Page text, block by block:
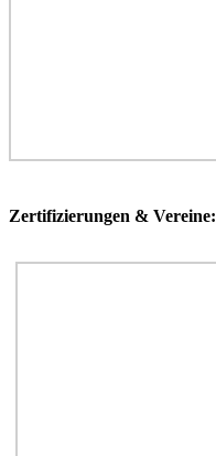
Zertifizierungen & Vereine: